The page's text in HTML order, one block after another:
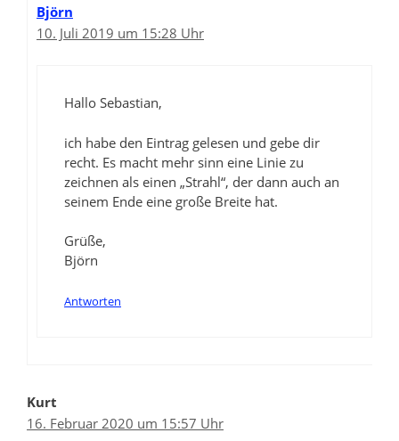
Björn
10. Juli 2019 um 15:28 Uhr
Hallo Sebastian,
ich habe den Eintrag gelesen und gebe dir
recht. Es macht mehr sinn eine Linie zu
zeichnen als einen „Strahl“, der dann auch an
seinem Ende eine große Breite hat.
Grüße,
Björn
Antworten
Kurt
16. Februar 2020 um 15:57 Uhr